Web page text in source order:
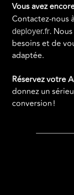
Vous avez
Contactez-nous
deployer.fr.
besoins et de
adaptée.
Réservez votre
donnez un
conversion !